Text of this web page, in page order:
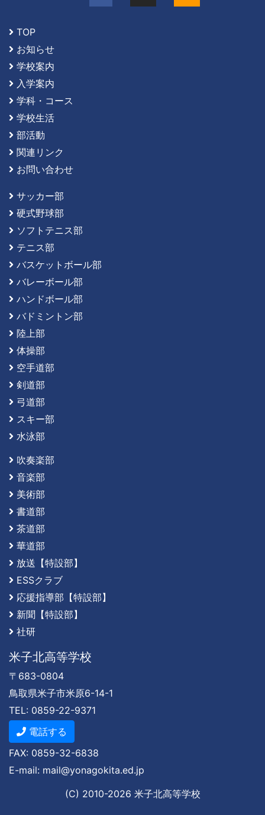
TOP
お知らせ
学校案内
入学案内
学科・コース
学校生活
部活動
関連リンク
お問い合わせ
サッカー部
硬式野球部
ソフトテニス部
テニス部
バスケットボール部
バレーボール部
ハンドボール部
バドミントン部
陸上部
体操部
空手道部
剣道部
弓道部
スキー部
水泳部
吹奏楽部
音楽部
美術部
書道部
茶道部
華道部
放送【特設部】
ESSクラブ
応援指導部【特設部】
新聞【特設部】
社研
米子北高等学校
〒683-0804
鳥取県米子市米原6-14-1
TEL: 0859-22-9371
電話する
FAX: 0859-32-6838
E-mail: mail@yonagokita.ed.jp
(C) 2010-2026 米子北高等学校